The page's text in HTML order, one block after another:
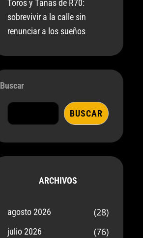
Toros y Tanas de R70:
sobrevivir a la calle sin
renunciar a los sueños
Buscar
BUSCAR
ARCHIVOS
agosto 2026 (28)
julio 2026 (76)